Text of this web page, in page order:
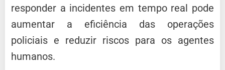
responder a incidentes em tempo real pode
aumentar a eficiência das operações
policiais e reduzir riscos para os agentes
humanos.